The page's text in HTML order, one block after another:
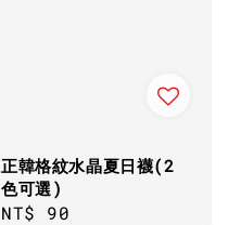
正韓格紋水晶夏日襪(2
色可選)
Regular
NT$ 90